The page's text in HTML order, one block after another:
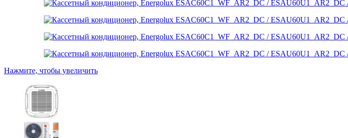
Нажмите, чтобы увеличить